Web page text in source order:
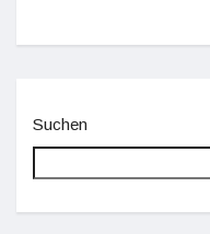
Suchen